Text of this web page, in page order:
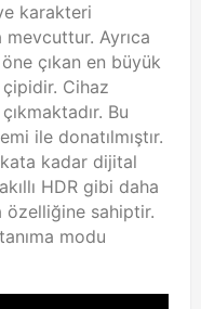
karakteri
Ayrıca
öne çıkan en büyük
Cihaz
Bu
ile donatılmıştır.
kadar dijital
HDR gibi daha
özelliğine sahiptir.
modu